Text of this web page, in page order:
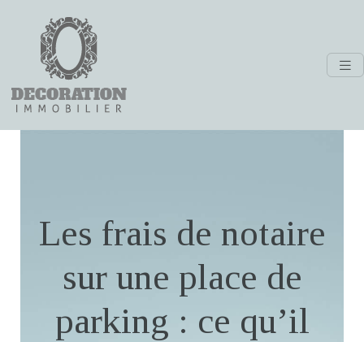
Les frais de notaire
sur une place de
parking : ce qu’il